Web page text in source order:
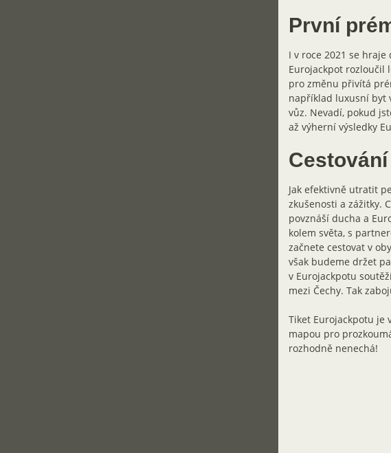
První
I v roce 2021 se
Eurojackpot rozloučil
pro změnu přivítá
například luxusní byt
vůz. Nevadí, pokud
až výherní výsledky
Jak efektivně utratit
zkušenosti a zážitky.
povznáší ducha a
kolem světa, s
začnete cestovat v
však budeme držet
v Eurojackpotu
mezi Čechy. Tak
Tiket Eurojackpotu je
mapou pro
rozhodně nenechá!